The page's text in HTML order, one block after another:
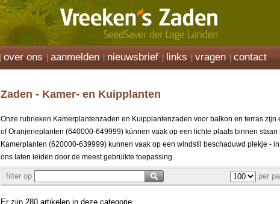
over ons aanmelden nieuwsbrief links vragen contact
Zaden - Kamer- en Kuipplanten
Onze rubrieken Kamerplantenzaden en Kuipplantenzaden voor balkon en terras
of Oranjerieplanten (640000-649999) kúnnen vaak op een lichte plaats binnen staan
Kamerplanten (620000-639999) kunnen vaak op een windstil beschaduwd plekje -
ons laten leiden door de meest gebruikte toepassing.
filter op per
Er zijn 280 artikelen in deze categorie.